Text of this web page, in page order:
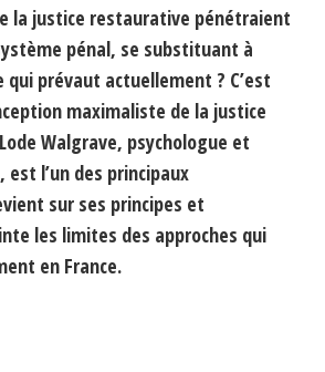
la justice restaurative pénétraient
pénal, se substituant à
qui prévaut actuellement ? C’est
maximaliste de la justice
Walgrave, psychologue et
l’un des principaux
sur ses principes et
les limites des approches qui
en France.